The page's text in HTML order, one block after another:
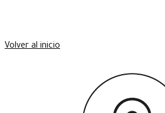
Volver al inicio